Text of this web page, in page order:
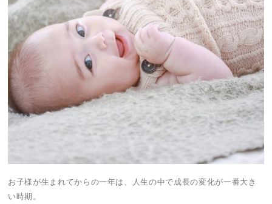
お子様が生まれてからの一年は、人生の中で成長の変化が一番大き
い時期。